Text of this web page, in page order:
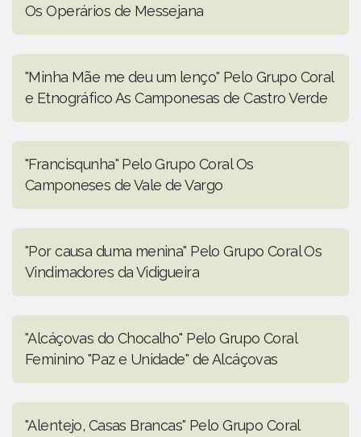
Os Operários de Messejana
"Minha Mãe me deu um lenço" Pelo Grupo Coral
e Etnográfico As Camponesas de Castro Verde
"Francisqunha" Pelo Grupo Coral Os
Camponeses de Vale de Vargo
"Por causa duma menina" Pelo Grupo Coral Os
Vindimadores da Vidigueira
"Alcáçovas do Chocalho" Pelo Grupo Coral
Feminino "Paz e Unidade" de Alcáçovas
"Alentejo, Casas Brancas" Pelo Grupo Coral